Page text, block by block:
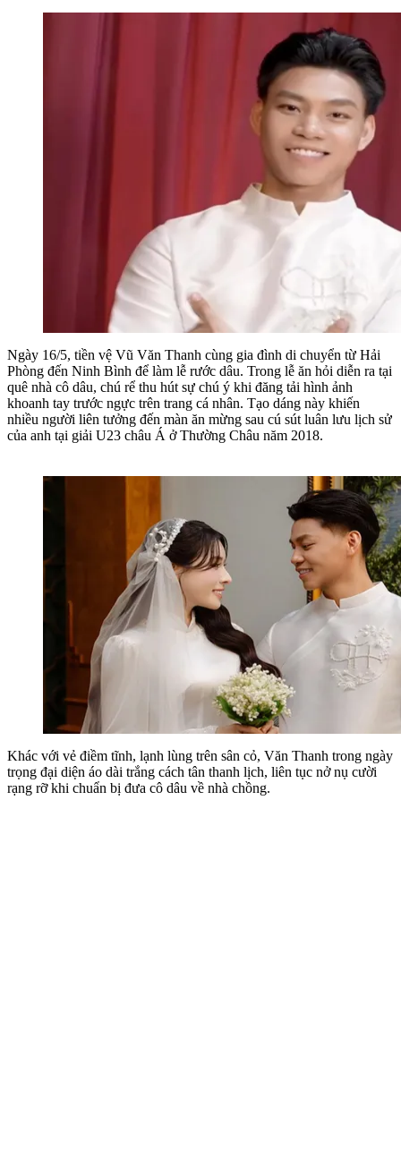
Ngày 16/5, tiền vệ Vũ Văn Thanh cùng gia đình di chuyển từ Hải
Phòng đến Ninh Bình để làm lễ rước dâu. Trong lễ ăn hỏi diễn ra tại
quê nhà cô dâu, chú rể thu hút sự chú ý khi đăng tải hình ảnh
khoanh tay trước ngực trên trang cá nhân. Tạo dáng này khiến
nhiều người liên tưởng đến màn ăn mừng sau cú sút luân lưu lịch sử
của anh tại giải U23 châu Á ở Thường Châu năm 2018.
Khác với vẻ điềm tĩnh, lạnh lùng trên sân cỏ, Văn Thanh trong ngày
trọng đại diện áo dài trắng cách tân thanh lịch, liên tục nở nụ cười
rạng rỡ khi chuẩn bị đưa cô dâu về nhà chồng.